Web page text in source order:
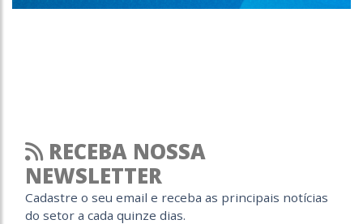
RECEBA NOSSA
NEWSLETTER
Cadastre o seu email e receba as principais notícias
do setor a cada quinze dias.